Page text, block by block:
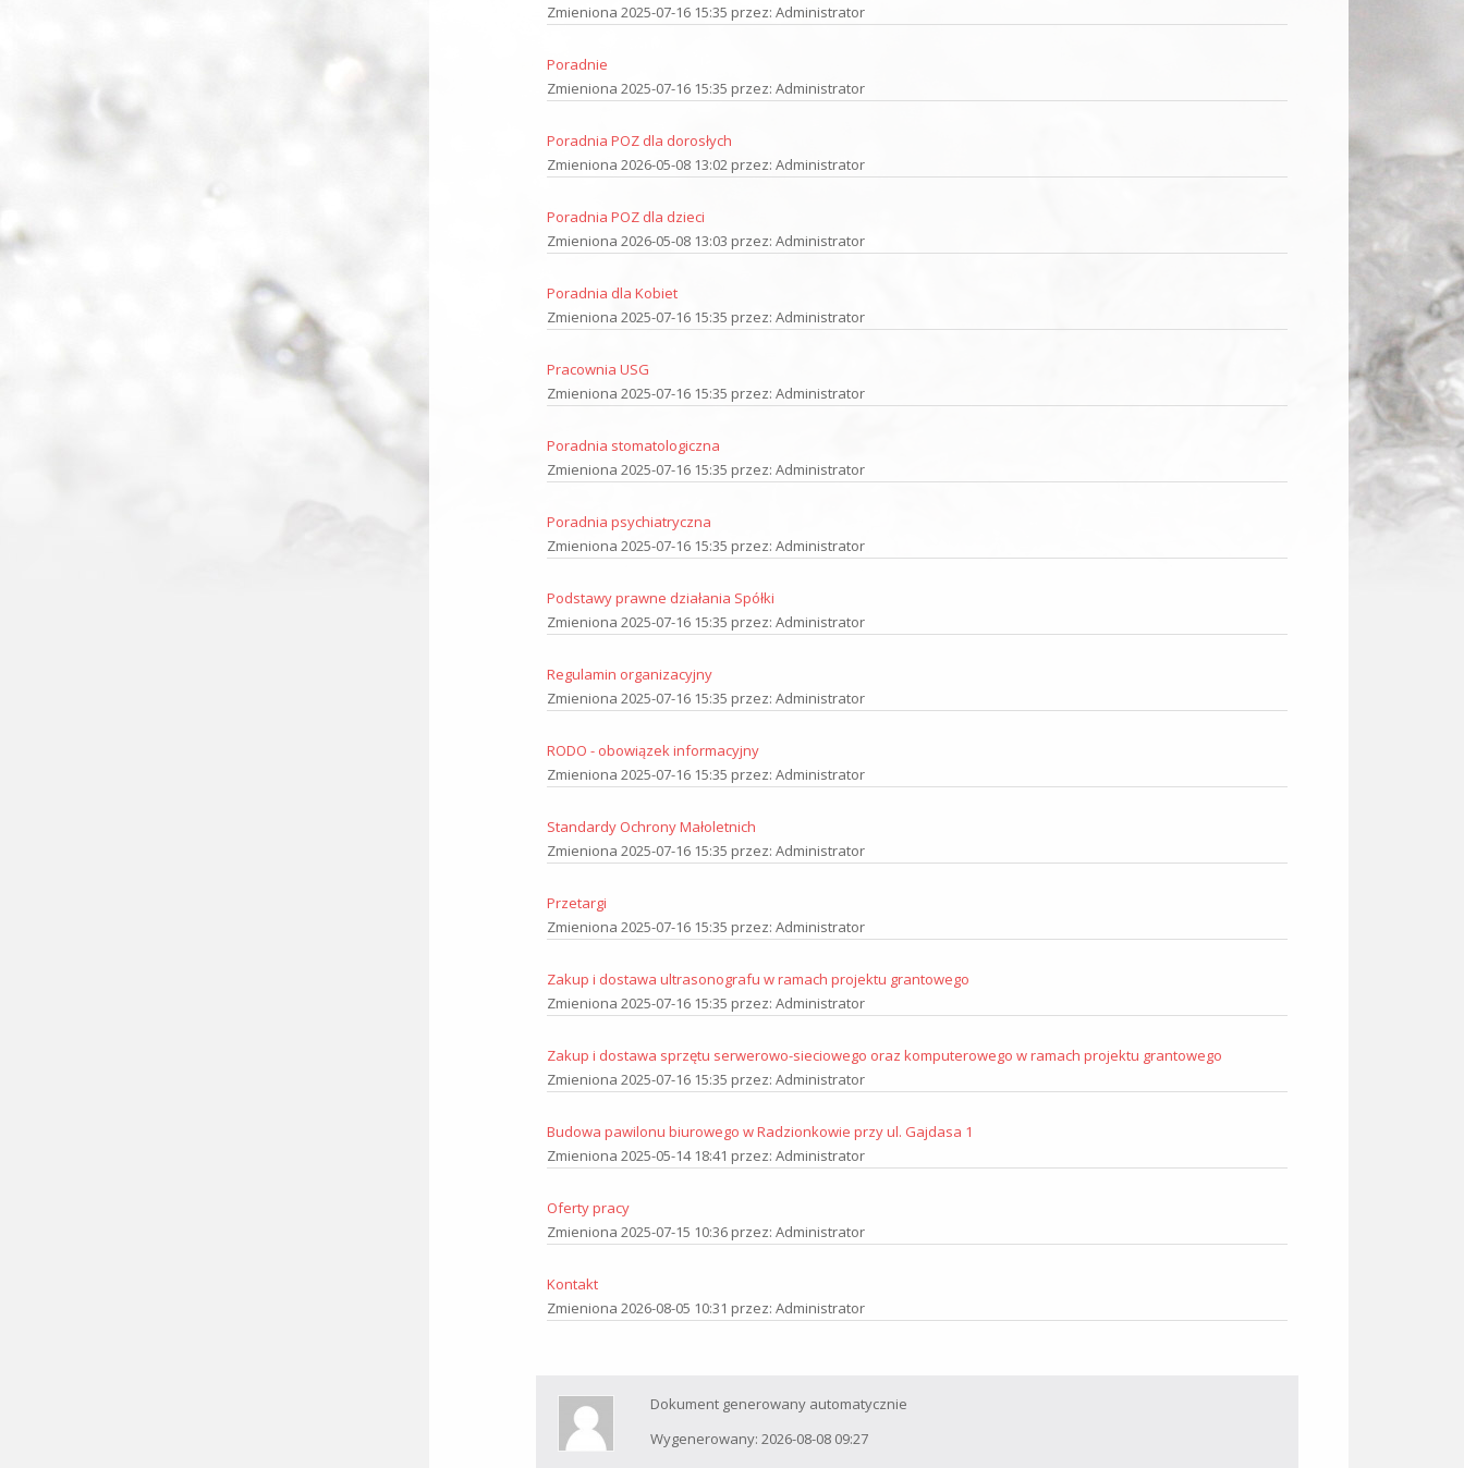
Zmieniona 2025-07-16 15:35 przez: Administrator
Poradnie
Zmieniona 2025-07-16 15:35 przez: Administrator
Poradnia POZ dla dorosłych
Zmieniona 2026-05-08 13:02 przez: Administrator
Poradnia POZ dla dzieci
Zmieniona 2026-05-08 13:03 przez: Administrator
Poradnia dla Kobiet
Zmieniona 2025-07-16 15:35 przez: Administrator
Pracownia USG
Zmieniona 2025-07-16 15:35 przez: Administrator
Poradnia stomatologiczna
Zmieniona 2025-07-16 15:35 przez: Administrator
Poradnia psychiatryczna
Zmieniona 2025-07-16 15:35 przez: Administrator
Podstawy prawne działania Spółki
Zmieniona 2025-07-16 15:35 przez: Administrator
Regulamin organizacyjny
Zmieniona 2025-07-16 15:35 przez: Administrator
RODO - obowiązek informacyjny
Zmieniona 2025-07-16 15:35 przez: Administrator
Standardy Ochrony Małoletnich
Zmieniona 2025-07-16 15:35 przez: Administrator
Przetargi
Zmieniona 2025-07-16 15:35 przez: Administrator
Zakup i dostawa ultrasonografu w ramach projektu grantowego
Zmieniona 2025-07-16 15:35 przez: Administrator
Zakup i dostawa sprzętu serwerowo-sieciowego oraz komputerowego w ramach projektu grantowego
Zmieniona 2025-07-16 15:35 przez: Administrator
Budowa pawilonu biurowego w Radzionkowie przy ul. Gajdasa 1
Zmieniona 2025-05-14 18:41 przez: Administrator
Oferty pracy
Zmieniona 2025-07-15 10:36 przez: Administrator
Kontakt
Zmieniona 2026-08-05 10:31 przez: Administrator
Dokument generowany automatycznie
Wygenerowany: 2026-08-08 09:27